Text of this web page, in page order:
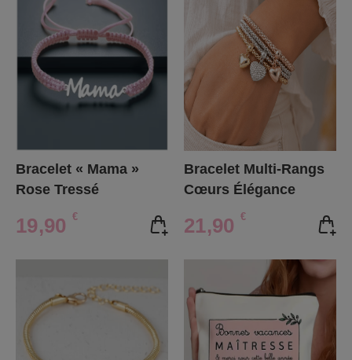
Bracelet « Mama »
Rose Tressé
19,90 €
Bracelet Multi-Rangs
Cœurs Élégance
21,90 €